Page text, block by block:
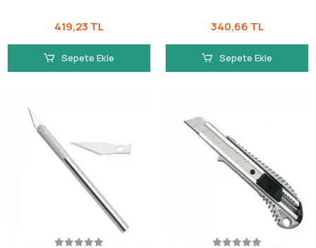
419,23 TL
Sepete Ekle
340,66 TL
Sepete Ekle